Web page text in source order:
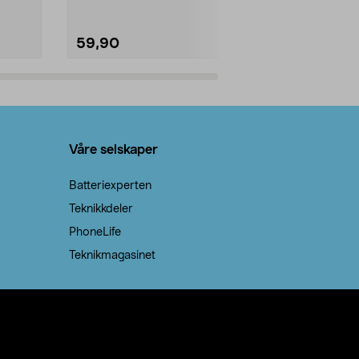
59,90
Våre selskaper
Batteriexperten
Teknikkdeler
PhoneLife
Teknikmagasinet